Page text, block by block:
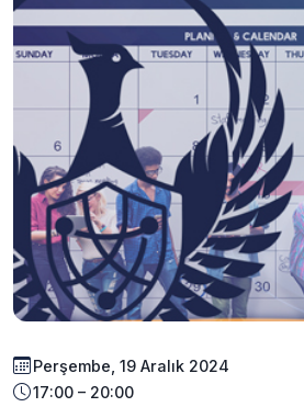
Perşembe, 19 Aralık 2024
17:00 – 20:00